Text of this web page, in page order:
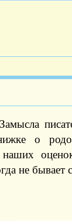
о
не бывает